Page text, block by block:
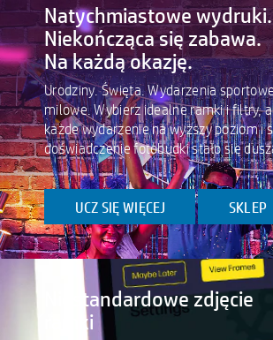
Natychmiastowe wydruki.
Niekończąca się zabawa.
Na każdą okazję.
Urodziny. Święta. Wydarzenia
milowe. Wybierz idealne ramki i filtry,
każde wydarzenie na wyższy poziom i
doświadczenie fotobudki stało się
UCZ SIĘ WIĘCEJ SKLEP
Niestandardowe zdjęcie
ramki